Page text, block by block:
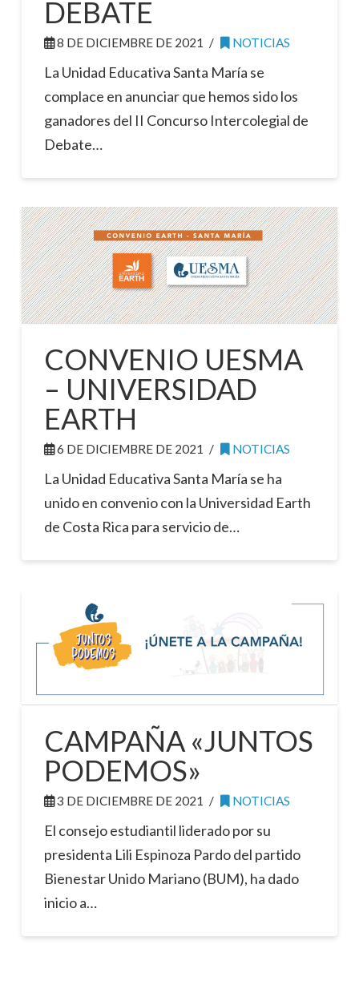
DEBATE
8 DE DICIEMBRE DE 2021 NOTICIAS
La Unidad Educativa Santa María se
complace en anunciar que hemos sido los
ganadores del II Concurso Intercolegial de
Debate…
CONVENIO UESMA
– UNIVERSIDAD
EARTH
6 DE DICIEMBRE DE 2021 NOTICIAS
La Unidad Educativa Santa María se ha
unido en convenio con la Universidad Earth
de Costa Rica para servicio de…
CAMPAÑA «JUNTOS
PODEMOS»
3 DE DICIEMBRE DE 2021 NOTICIAS
El consejo estudiantil liderado por su
presidenta Lili Espinoza Pardo del partido
Bienestar Unido Mariano (BUM), ha dado
inicio a…